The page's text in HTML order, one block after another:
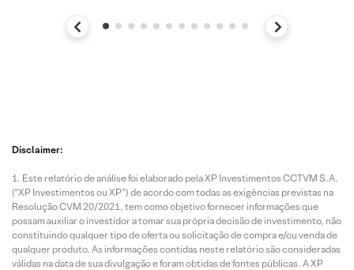
Disclaimer:
Este relatório de análise foi elaborado pela XP Investimentos CCTVM S.A.
(“XP Investimentos ou XP”) de acordo com todas as exigências previstas na
Resolução CVM 20/2021, tem como objetivo fornecer informações que
possam auxiliar o investidor a tomar sua própria decisão de investimento, não
constituindo qualquer tipo de oferta ou solicitação de compra e/ou venda de
qualquer produto. As informações contidas neste relatório são consideradas
válidas na data de sua divulgação e foram obtidas de fontes públicas. A XP